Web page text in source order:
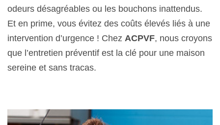
odeurs désagréables ou les bouchons inattendus.
Et en prime, vous évitez des coûts élevés liés à une
intervention d’urgence ! Chez ACPVF, nous croyons
que l’entretien préventif est la clé pour une maison
sereine et sans tracas.